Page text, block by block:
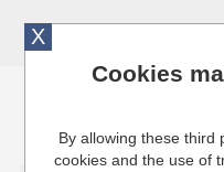
Cuisinresto:
X
Cookies
By allowing these third
cookies and the use of